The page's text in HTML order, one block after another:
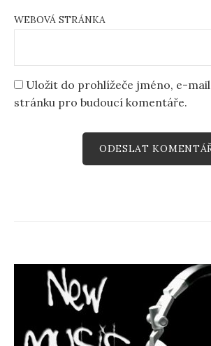
WEBOVÁ STRÁNKA
Uložit do prohlížeče jméno, e-
stránku pro budoucí komentáře.